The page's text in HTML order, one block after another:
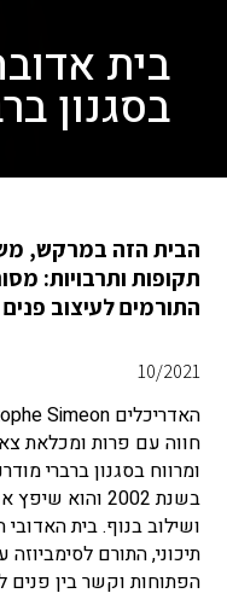
בית
בסגנון
הבית הזה במרקש,
תקופות ותרבויות:
התורמים לעיצוב פנים
10/2021
חווה עם פרות ומכלאת
ומרווח בסגנון ברברי
בשנת 2002
ושילוב בנוף. בית האדובי
תיכוני, התורם
הפתוחות וקשר בין פנים